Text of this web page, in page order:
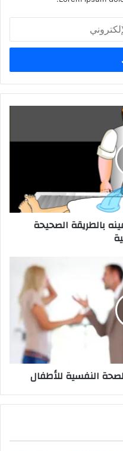
بالطريقة الصحيحة
النفسية للأطفال